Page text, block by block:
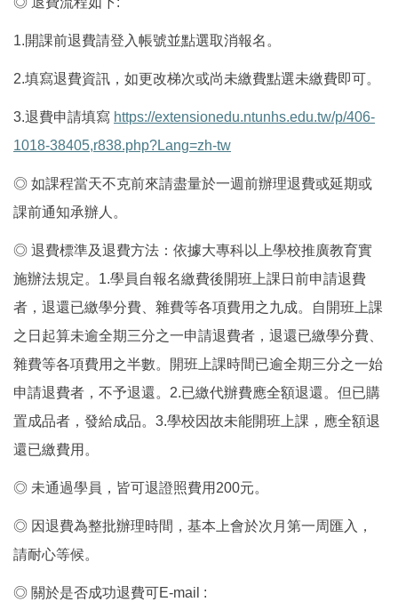
1.開課前退費請登入帳號並點選取消報名。
2.填寫退費資訊，如更改梯次或尚未繳費點選未繳費即可。
3.退費申請填寫 https://extensionedu.ntunhs.edu.tw/p/406-
1018-38405,r838.php?Lang=zh-tw
◎ 如課程當天不克前來請盡量於一週前辦理退費或延期或
課前通知承辦人。
◎ 退費標準及退費方法：依據大專科以上學校推廣教育實
施辦法規定。 1.學員自報名繳費後開班上課日前申請退費
者，退還已繳學分費、雜費等各項費用之九成。自開班上課
之日起算未逾全期三分之一申請退費者，退還已繳學分費、
雜費等各項費用之半數。開班上課時間已逾全期三分之一始
申請退費者，不予退還。 2.已繳代辦費應全額退還。但已購
置成品者，發給成品。 3.學校因故未能開班上課，應全額退
還已繳費用。
◎ 未通過學員，皆可退證照費用 200元。
◎ 因退費為整批辦理時間，基本上會於次月第一周匯入，
請耐心等候。
◎ 關於是否成功退費可E-mail :